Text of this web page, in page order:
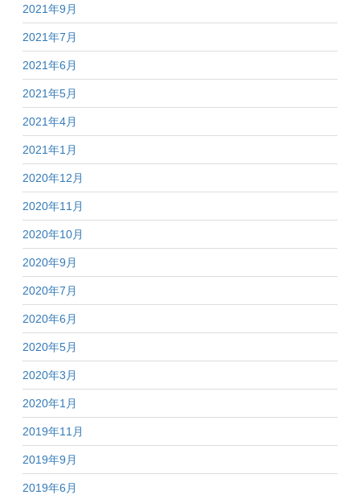
2021年9月
2021年7月
2021年6月
2021年5月
2021年4月
2021年1月
2020年12月
2020年11月
2020年10月
2020年9月
2020年7月
2020年6月
2020年5月
2020年3月
2020年1月
2019年11月
2019年9月
2019年6月